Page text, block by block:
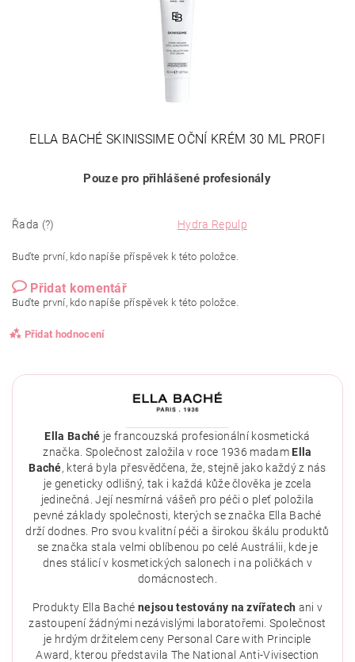
ELLA BACHÉ SKINISSIME OČNÍ KRÉM 30 ML PROFI
Pouze pro přihlášené profesionály
Řada (?) Hydra Repulp
Buďte první, kdo napíše příspěvek k této položce.
Přidat komentář
Buďte první, kdo napíše příspěvek k této položce.
Přidat hodnocení
Vložením hodnocení souhlasíte sezásadami ochrany
Ella Baché je francouzská profesionální kosmetická
značka. Společnost založila v roce 1936 madam Ella
Baché, která byla přesvědčena, že, stejně jako každý z nás
je geneticky odlišný, tak i každá kůže člověka je zcela
jedinečná. Její nesmírná vášeň pro péči o pleť položila
pevné základy společnosti, kterých se značka Ella Baché
drží dodnes. Pro svou kvalitní péči a širokou škálu produktů
se značka stala velmi oblíbenou po celé Austrálii, kde je
dnes stálicí v kosmetických salonech i na poličkách v
domácnostech.
Produkty Ella Bachénejsou testovány na zvířatech ani v
zastoupení žádnými nezávislými laboratořemi. Společnost
je hrdým držitelem ceny Personal Care with Principle
Award, kterou představila The National Anti-Vivisection